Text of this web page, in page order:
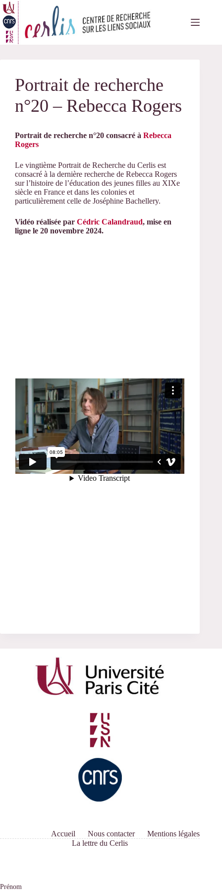
Passer
au
contenu
Portrait de recherche
n°20 – Rebecca Rogers
Portrait de recherche n°20 consacré à Rebecca
Rogers
Le vingtième Portrait de Recherche du Cerlis est
consacré à la dernière recherche de Rebecca Rogers
sur l’histoire de l’éducation des jeunes filles au XIXe
siècle en France et dans les colonies et
particulièrement celle de Joséphine Bachellery.
Vidéo réalisée par Cédric Calandraud, mise en
ligne le 20 novembre 2024.
Accueil Nous contacter
Mentions légales
La lettre du Cerlis
Prénom